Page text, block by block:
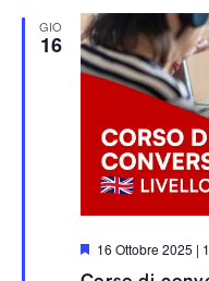
GIO
16
S16 Ottobre 2025 |